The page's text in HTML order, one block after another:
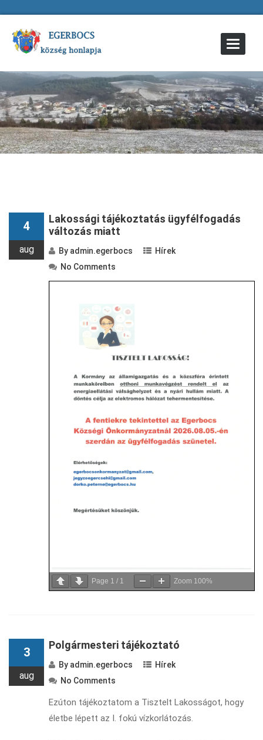
Toggle
4
aug
Lakossági tájékoztatás ügyfélfogadás
változás miatt
By admin.egerbocs
Hírek
No Comments
Page 1 / 1 Zoom 100%
3
aug
Polgármesteri tájékoztató
By admin.egerbocs
Hírek
No Comments
Ezúton tájékoztatom a Tisztelt Lakosságot, hogy
életbe lépett az I. fokú vízkorlátozás.